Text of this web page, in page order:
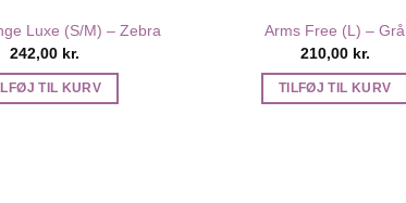
Luxe (S/M) – Zebra
242,00 kr.
TIL KURV
Arms Free (L) – Grå
210,00 kr.
TILFØJ TIL KURV